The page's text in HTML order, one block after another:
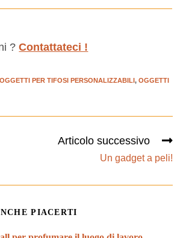
?Contattateci !
OGGETTI PER TIFOSI PERSONALIZZABILI, OGGETTI
Articolo successivo
Un gadget a peli!
PIACERTI